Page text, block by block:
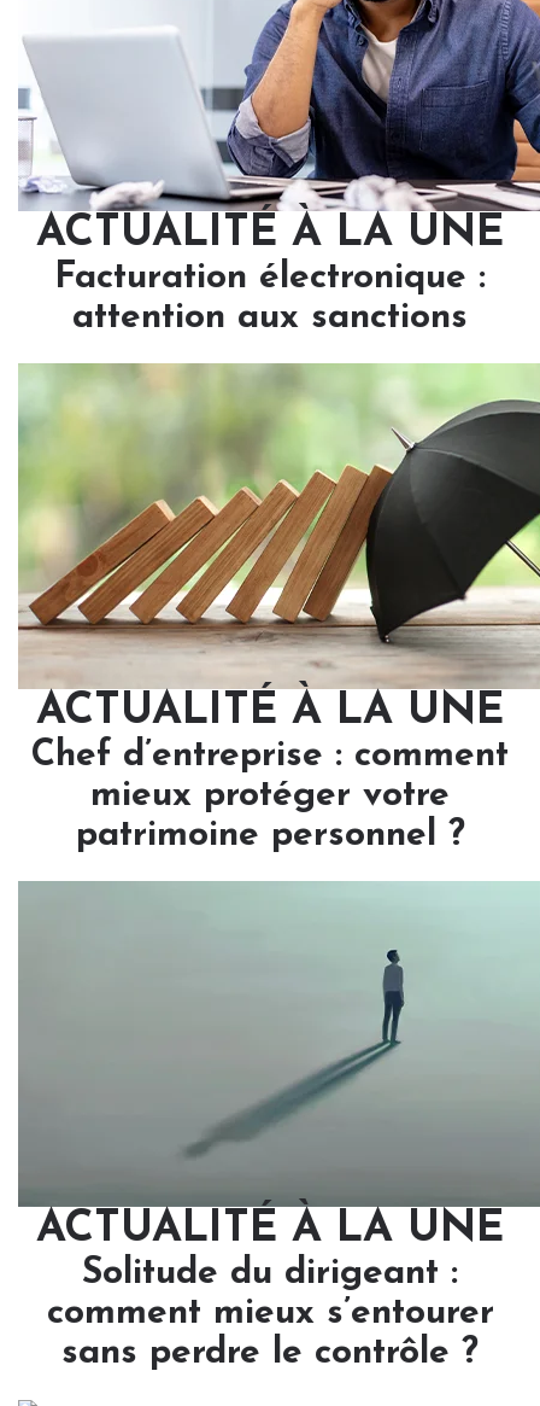
ACTUALITÉ À LA UNE
Facturation électronique :
attention aux sanctions
ACTUALITÉ À LA UNE
Chef d’entreprise : comment
mieux protéger votre
patrimoine personnel ?
ACTUALITÉ À LA UNE
Solitude du dirigeant :
comment mieux s’entourer
sans perdre le contrôle ?